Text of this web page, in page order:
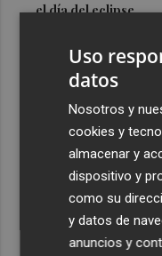
el día del eclipse
queremos ver en la
movilizan en
Jorge Martín suma
es más líder
Uso
datos
Nosotros y
cookies y
almacenar y
dispositivo y
como su
y datos de
anuncios y